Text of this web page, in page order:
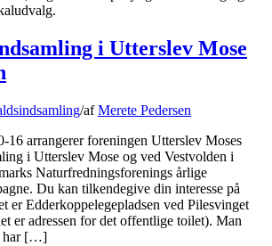
i Utterslev Mose
/afMerete Pedersen
16 arrangerer foreningen Utterslev Moses
i Utterslev Mose og ved Vestvolden i
Naturfredningsforenings årlige
Du kan tilkendegive din interesse på
er Edderkoppelegepladsen ved Pilesvinget
er adressen for det offentlige toilet). Man
har […]